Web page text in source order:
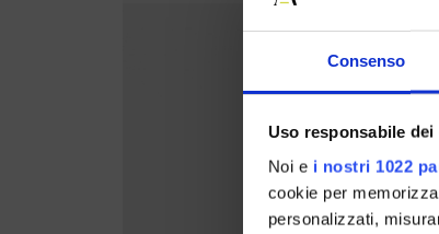
Consenso
Uso responsabile dei
Noi e i nostri 1022
cookie per
personalizzati,